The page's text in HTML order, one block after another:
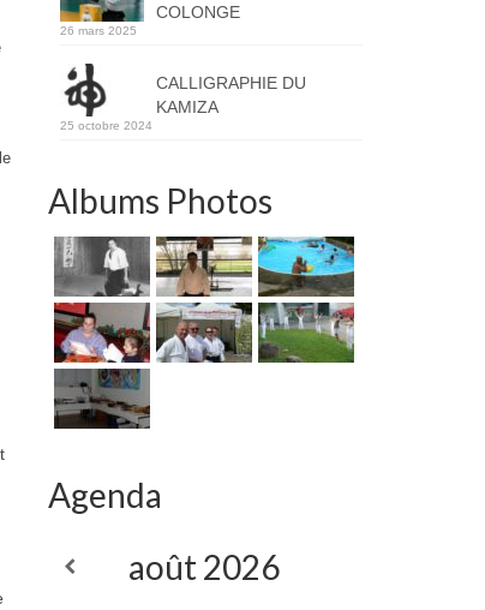
COLONGE
26 mars 2025
CALLIGRAPHIE DU
KAMIZA
25 octobre 2024
Albums Photos
Agenda
août2026